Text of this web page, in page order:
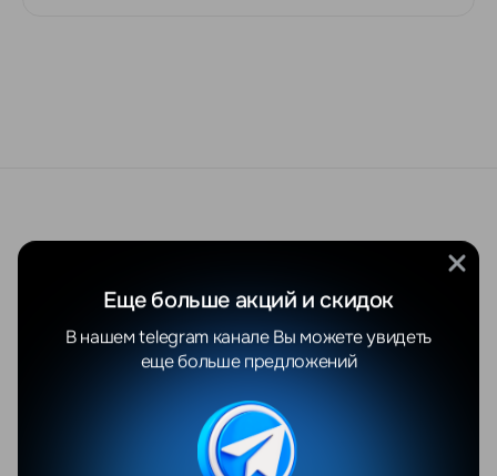
Еще больше акций и скидок
В нашем telegram канале Вы можете увидеть
еще больше предложений